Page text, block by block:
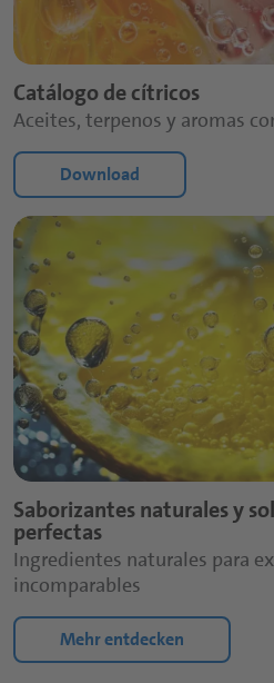
Apellido:
*
Correo electrónico:
Teléfono:
País:
*
Ciudad:
*
Su solicitud o comentario (máx.
Döhler utilizará toda la
aquí de acuerdo con su
exclusivamente. Se aplican las
Catálogo de cítricos
Aceites, terpenos y aromas
Download
Saborizantes naturales y
perfectas
Ingredientes naturales para
incomparables
Mehr entdecken